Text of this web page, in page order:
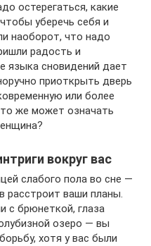
остерегаться, какие
уберечь себя и
наоборот, что надо
радость и
языка сновидений дает
приоткрыть дверь
или более
же может означать
вокруг вас
слабого пола во сне —
расстроит ваши планы.
с брюнеткой, глаза
озеро — вы
хотя у вас были